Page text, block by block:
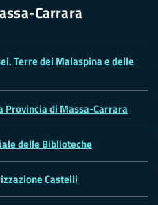
Carrara
Terre dei Malaspina e delle
Provincia di Massa-Carrara
delle Biblioteche
Castelli